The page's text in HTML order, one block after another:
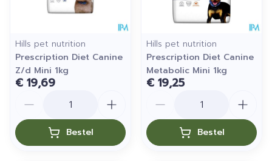
Hills pet nutrition
Prescription Diet Canine
Z/d Mini 1kg
€ 19,69
Bestel
Hills pet nutrition
Prescription Diet Canine
Metabolic Mini 1kg
€ 19,25
Bestel